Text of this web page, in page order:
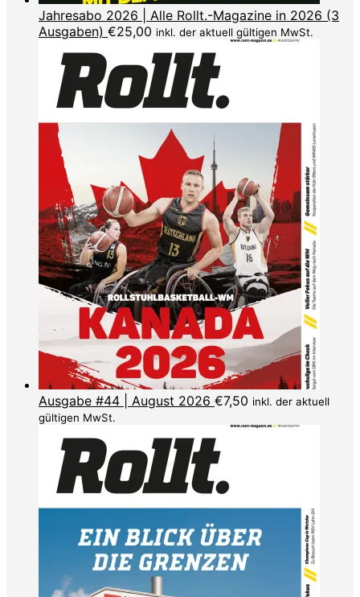
Jahresabo 2026 | Alle Rollt.-Magazine in 2026 (3
Ausgaben) €25,00 inkl. der aktuell gültigen MwSt.
Ausgabe #44 | August 2026 €7,50 inkl. der aktuell
gültigen MwSt.